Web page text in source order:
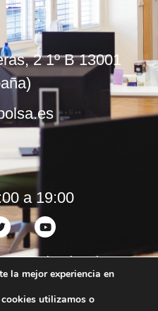
2 1º B 13001
a 19:00
Todos los derechos
la mejor experiencia en
cookies utilizamos o